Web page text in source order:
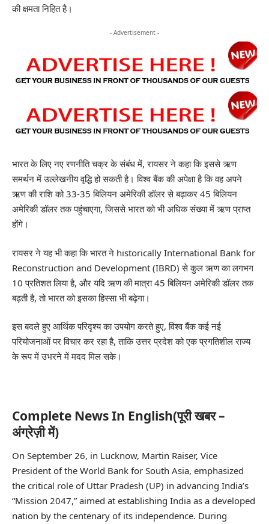
की क्षमता निहित है।
- Advertisement -
भारत के लिए नए रणनीति चक्र के संबंध में, रायसर ने कहा कि इससे ऋण
समर्थन में उल्लेखनीय वृद्धि हो सकती है। विश्व बैंक की अपेक्षा है कि वह अपने
ऋण की राशि को 33-35 बिलियन अमेरिकी डॉलर से बढ़ाकर 45 बिलियन
अमेरिकी डॉलर तक पहुंचाएगा, जिससे भारत को भी अधिक संख्या में ऋण प्राप्त
होंगे।
रायसर ने यह भी कहा कि भारत ने historically International Bank for
Reconstruction and Development (IBRD) से कुल ऋण का लगभग
10 प्रतिशत लिया है, और यदि ऋण की मात्रा 45 बिलियन अमेरिकी डॉलर तक
बढ़ती है, तो भारत को इसका हिस्सा भी बढ़ेगा।
इस बदले हुए आर्थिक परिदृश्य का उपयोग करते हुए, विश्व बैंक कई नई
परियोजनाओं पर विचार कर रहा है, ताकि उत्तर प्रदेश को एक प्रगतिशील राज्य
के रूप में उभरने में मदद मिल सके।
Complete News In English(पूरी खबर –
अंग्रेज़ी में)
On September 26, in Lucknow, Martin Raiser, Vice
President of the World Bank for South Asia, emphasized
the critical role of Uttar Pradesh (UP) in advancing India’s
“Mission 2047,” aimed at establishing India as a developed
nation by the centenary of its independence. During